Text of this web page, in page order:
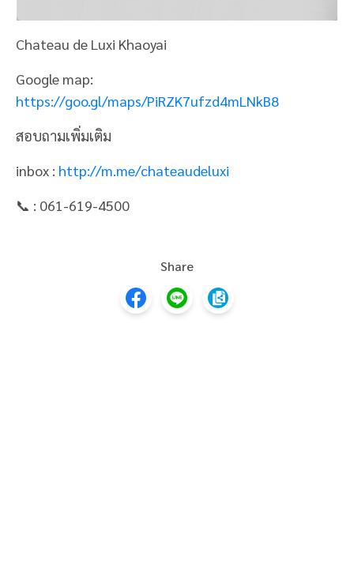
https://goo.gl/maps/PiRZK7ufzd4mLNkB8
สอบถามเพิ่มเติม
http://m.me/chateaudeluxi